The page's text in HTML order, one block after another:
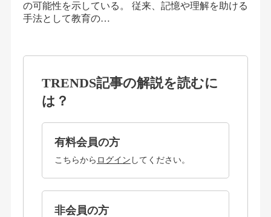
の可能性を示している。 従来、記憶や理解を助ける
手法として教育の…
TRENDS記事の解説を読むに
は？
有料会員の方
こちらから ログイン してください。
非会員の方